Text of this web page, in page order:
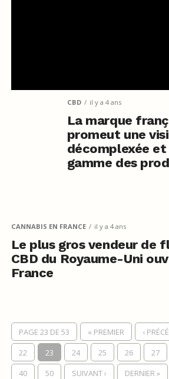
CBD il y a 4 ans
La marque
promeut une
décomplexée
gamme des
CANNABIS EN FRANCE il y a 4 ans
Le plus gros vendeur de
CBD du Royaume-Uni
France
PAGE 23 DE 53 « PREMIER ‹
22
23 24 25 26 27
40
50 SUIVANT › DERNIER »